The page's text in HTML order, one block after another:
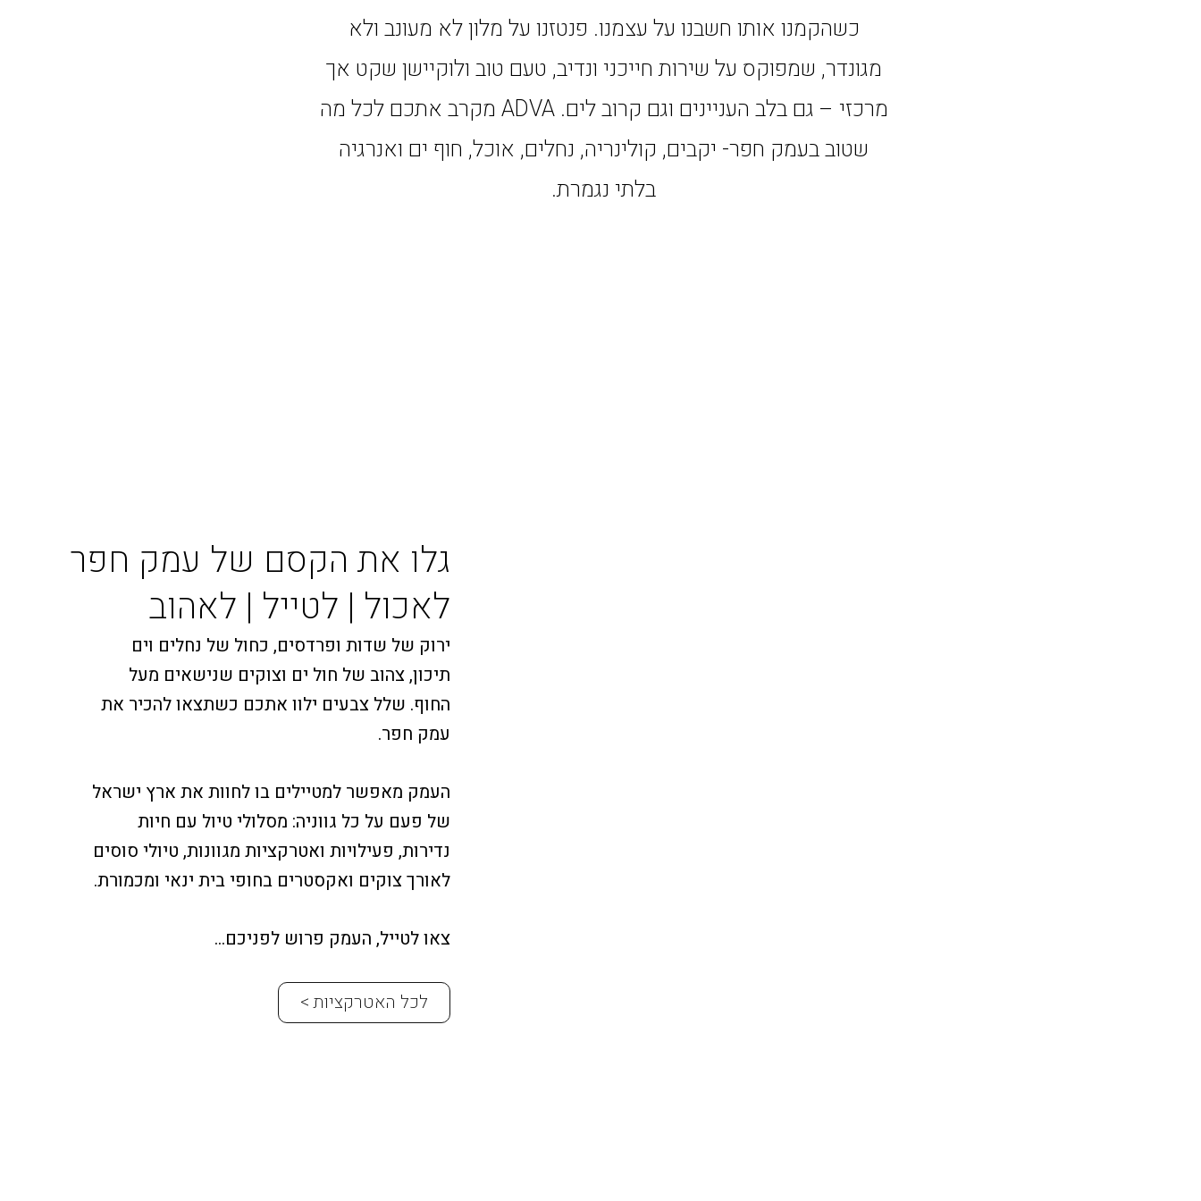
כשהקמנו אותו חשבנו על עצמנו. פנטזנו על מלון לא מעונב ולא
מגונדר, שמפוקס על שירות חייכני ונדיב, טעם טוב ולוקיישן שקט אך
מרכזי – גם בלב העניינים וגם קרוב לים. ADVA מקרב אתכם לכל מה
שטוב בעמק חפר- יקבים, קולינריה, נחלים, אוכל, חוף ים ואנרגיה
בלתי נגמרת.
גלו את הקסם של עמק חפר
לאכול | לטייל | לאהוב
ירוק של שדות ופרדסים, כחול של נחלים וים
תיכון, צהוב של חול ים וצוקים שנישאים מעל
החוף. שלל צבעים ילוו אתכם כשתצאו להכיר את
עמק חפר.
העמק מאפשר למטיילים בו לחוות את ארץ ישראל
של פעם על כל גווניה: מסלולי טיול עם חיות
נדירות, פעילויות ואטרקציות מגוונות, טיולי סוסים
לאורך צוקים ואקסטרים בחופי בית ינאי ומכמורת.
צאו לטייל, העמק פרוש לפניכם…
לכל האטרקציות >